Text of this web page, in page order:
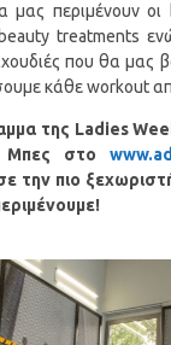
περιμένουν
treatments
που θα μας
κάθε workout
της Ladies
Μπες στο
την πιο